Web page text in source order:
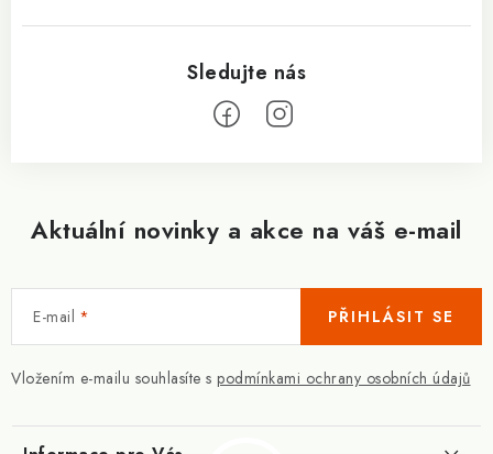
Aktuální novinky a akce na váš e-mail
E-mail
Vložením e-mailu souhlasíte s podmínkami ochrany osobních údajů
PŘIHLÁSIT SE